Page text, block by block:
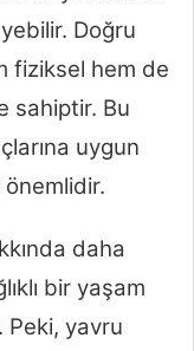
Doğru
fiziksel hem de
sahiptir. Bu
uygun
daha
bir yaşam
Peki, yavru